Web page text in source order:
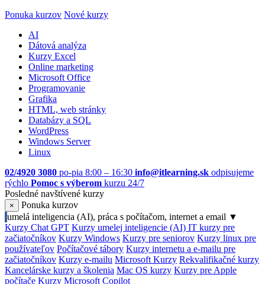
Ponuka kurzov Nové kurzy
AI
Dátová analýza
Kurzy Excel
Online marketing
Microsoft Office
Programovanie
Grafika
HTML, web stránky
Databázy a SQL
WordPress
Windows Server
Linux
02/4920 3080 po-pia 8:00 – 16:30 info@itlearning.sk odpisujeme
rýchlo Pomoc s výberom kurzu 24/7
Posledné navštívené kurzy
×
Ponuka kurzov
umelá inteligencia (AI), práca s počítačom, internet a email ▼
Kurzy Chat GPT Kurzy umelej inteligencie (AI) IT kurzy pre
začiatočníkov Kurzy Windows Kurzy pre seniorov Kurzy linux pre
používateľov Počítačové tábory Kurzy internetu a e-mailu pre
začiatočníkov Kurzy e-mailu Microsoft Kurzy Rekvalifikačné kurzy
Kancelárske kurzy a školenia Mac OS kurzy Kurzy pre Apple
počítače Kurzy Microsoft Copilot